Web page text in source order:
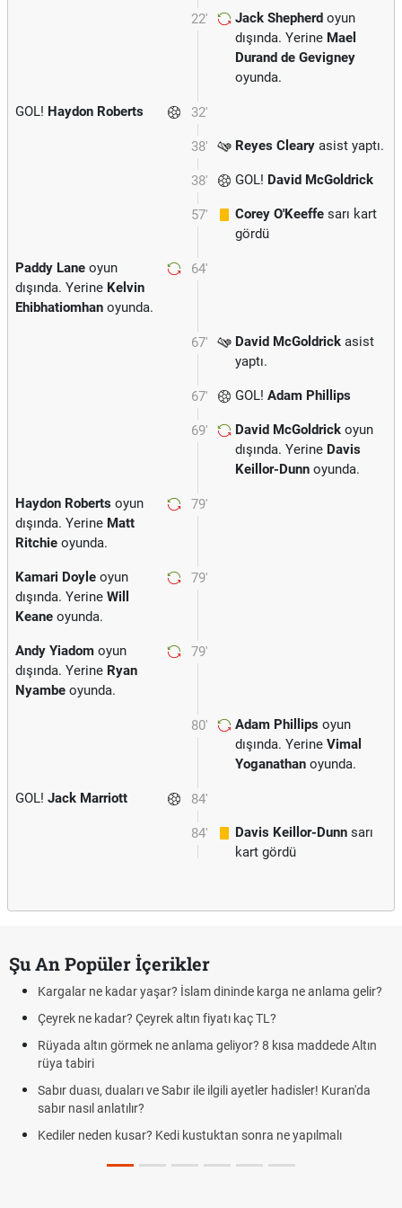
22' Jack Shepherd oyun
dışında. Yerine Mael
Durand de Gevigney
oyunda.
32'
GOL! Haydon Roberts
38' Reyes Cleary asist yaptı.
38' GOL! David McGoldrick
57' Corey O'Keeffe sarı kart
gördü
64'
Paddy Lane oyun
dışında. Yerine Kelvin
Ehibhatiomhan oyunda.
67' David McGoldrick asist
yaptı.
67' GOL! Adam Phillips
69' David McGoldrick oyun
dışında. Yerine Davis
Keillor-Dunn oyunda.
79'
Haydon Roberts oyun
dışında. Yerine Matt
Ritchie oyunda.
79'
Kamari Doyle oyun
dışında. Yerine Will
Keane oyunda.
79'
Andy Yiadom oyun
dışında. Yerine Ryan
Nyambe oyunda.
80' Adam Phillips oyun
dışında. Yerine Vimal
Yoganathan oyunda.
84'
GOL! Jack Marriott
84' Davis Keillor-Dunn sarı
kart gördü
Şu An Popüler İçerikler
Kargalar ne kadar yaşar? İslam dininde karga ne anlama gelir?
Çeyrek ne kadar? Çeyrek altın fiyatı kaç TL?
Rüyada altın görmek ne anlama geliyor? 8 kısa maddede Altın
rüya tabiri
Sabır duası, duaları ve Sabır ile ilgili ayetler hadisler! Kuran'da
sabır nasıl anlatılır?
Kediler neden kusar? Kedi kustuktan sonra ne yapılmalı